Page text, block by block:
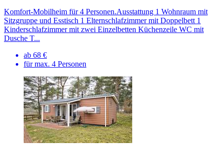
Komfort-Mobilheim für 4 Personen.Ausstattung 1 Wohnraum mit
Sitzgruppe und Esstisch 1 Elternschlafzimmer mit Doppelbett 1
Kinderschlafzimmer mit zwei Einzelbetten Küchenzeile WC mit
Dusche T...
ab 68 €
für max. 4 Personen